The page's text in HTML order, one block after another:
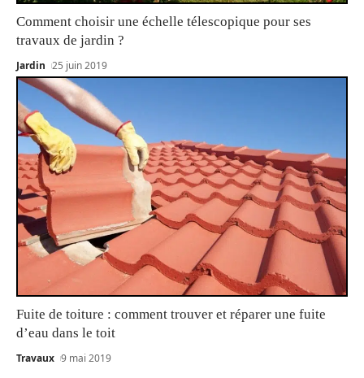
Comment choisir une échelle télescopique pour ses
travaux de jardin ?
Jardin 25 juin 2019
Fuite de toiture : comment trouver et réparer une fuite
d’eau dans le toit
Travaux 9 mai 2019